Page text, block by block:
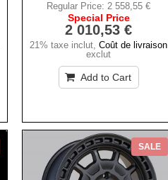
Regular Price: 2 558,55 €
Special Price
2 010,53 €
21% taxe inclut,Coût de livraison
exclut
Add to Cart
SALE